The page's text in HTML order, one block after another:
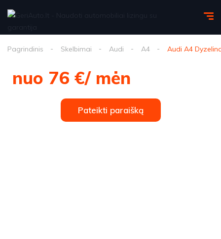
Pagrindinis Skelbimai Audi A4 Audi A4
nuo 76 €/ mėn
Pateikti paraišką